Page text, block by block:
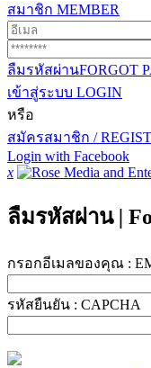
สมาชิก MEMBER
ลืมรหัสผ่านFORGOT
เข้าสู่ระบบ LOGIN
หรือ
สมัครสมาชิก /
Login with Facebook
x
ลืมรหัสผ่าน |
กรอกอีเมลของคุณ :
รหัสยืนยัน : CAPCHA